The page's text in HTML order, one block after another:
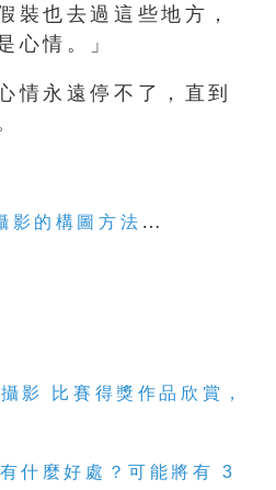
裝也去過這些地方，
心情。」
情永遠停不了，直到
影的構圖方法 …
比賽得獎作品欣賞，
什麼好處？可能將有 3